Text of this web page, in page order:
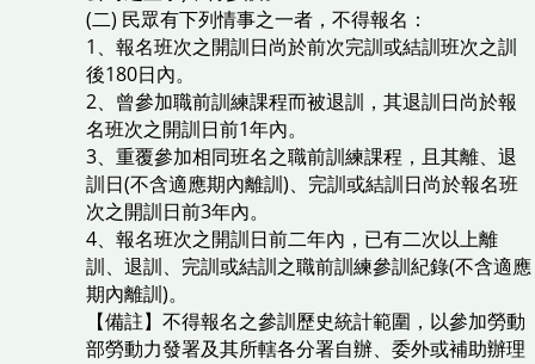
(二) 民眾有下列情事之一者，不得報名：
1、報名班次之開訓日尚於前次完訓或結訓班次之訓
後180日內。
2、曾參加職前訓練課程而被退訓，其退訓日尚於報
名班次之開訓日前1年內。
3、重覆參加相同班名之職前訓練課程，且其離、退
訓日(不含適應期內離訓)、完訓或結訓日尚於報名班
次之開訓日前3年內。
4、報名班次之開訓日前二年內，已有二次以上離
訓、退訓、完訓或結訓之職前訓練參訓紀錄(不含適應
期內離訓)。
【備註】不得報名之參訓歷史統計範圍，以參加勞動
部勞動力發署及其所轄各分署自辦、委外或補助辦理